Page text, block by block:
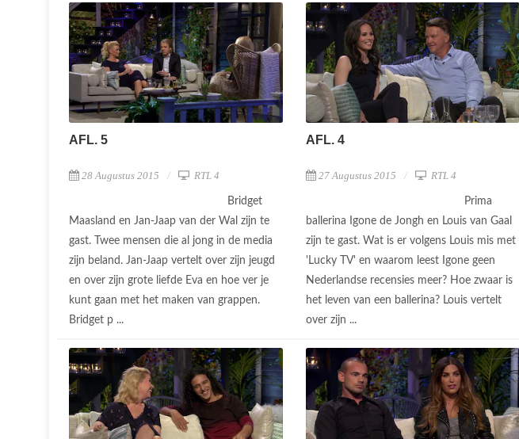
AFL. 5
28 Augustus 2015 RTL 4
Bridget
Maasland en Jan-Jaap van der Wal zijn te
gast. Twee mensen die al jong in de media
zijn beland. Jan-Jaap vertelt over zijn jeugd
en over zijn grote liefde Eva en hoe ver je
kunt gaan met het maken van grappen.
Bridget p ...
AFL. 4
27 Augustus 2015 RTL 4
Prima
ballerina Igone de Jongh en Louis van Gaal
zijn te gast. Wat is er volgens Louis mis met
'Lucky TV' en waarom leest Igone geen
Nederlandse recensies meer? Hoe zwaar is
het leven van een ballerina? Louis vertelt
over zijn ...